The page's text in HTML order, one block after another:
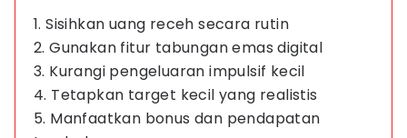
1. Sisihkan uang receh secara rutin
2. Gunakan fitur tabungan emas digital
3. Kurangi pengeluaran impulsif kecil
4. Tetapkan target kecil yang realistis
5. Manfaatkan bonus dan pendapatan